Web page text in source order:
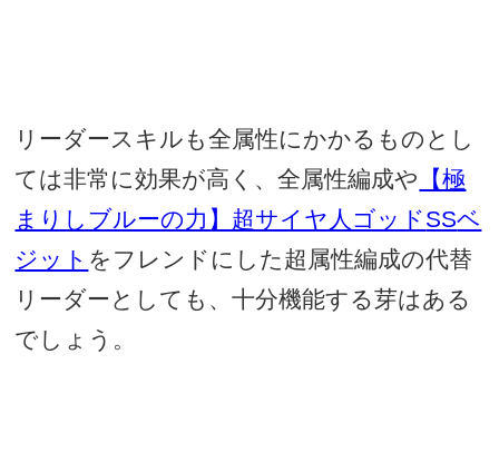
リーダースキルも全属性にかかるものとし
ては非常に効果が高く、全属性編成や
【極
まりしブルーの力】超サイヤ人ゴッドSSベ
ジット をフレンドにした超属性編成の代替
リーダーとしても、十分機能する芽はある
でしょう。